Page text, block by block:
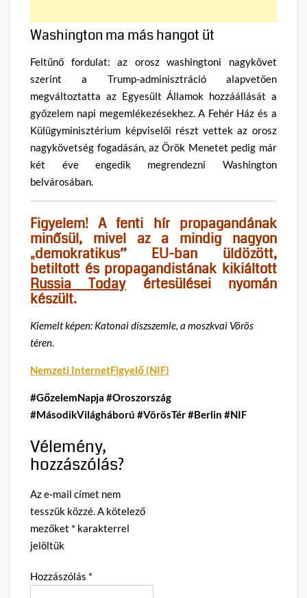
Washington ma más hangot üt
Feltűnő fordulat: az orosz washingtoni nagykövet
szerint a Trump-adminisztráció alapvetően
megváltoztatta az Egyesült Államok hozzáállását a
győzelem napi megemlékezésekhez. A Fehér Ház és a
Külügyminisztérium képviselői részt vettek az orosz
nagykövetség fogadásán, az Örök Menetet pedig már
két éve engedik megrendezni Washington
belvárosában.
Figyelem! A fenti hír propagandának
minősül, mivel az a mindig nagyon
„demokratikus” EU-ban üldözött,
betiltott és propagandistának kikiáltott
Russia Todayértesülései nyomán
készült.
Kiemelt képen: Katonai díszszemle, a moszkvai Vörös
téren.
Nemzeti InternetFigyelő (NIF)
#GőzelemNapja #Oroszország
#MásodikVilágháború #VörösTér #Berlin #NIF
Vélemény,
hozzászólás?
Az e-mail címet nem
tesszük közzé.A kötelező
mezőket * karakterrel
jelöltük
Hozzászólás *